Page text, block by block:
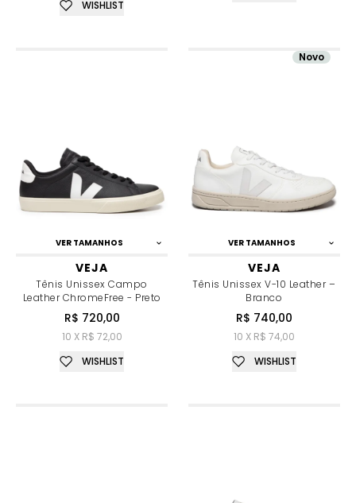
WISHLIST
VER TAMANHOS
VEJA
Tênis Unissex Campo
Leather ChromeFree - Preto
R$ 720,00
10 X R$ 72,00
WISHLIST
VER TAMANHOS
VEJA
Tênis Unissex V-10 Leather –
Branco
R$ 740,00
10 X R$ 74,00
Novo
WISHLIST